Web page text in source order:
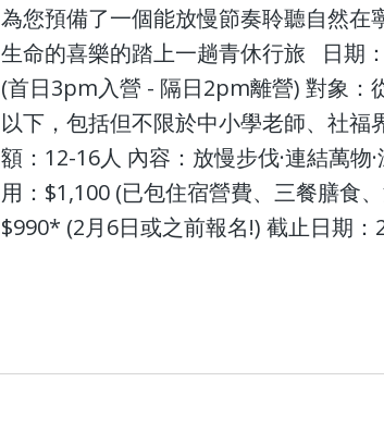
為您預備了一個能放慢節奏聆聽自然在
生命的喜樂的踏上一趟青休行旅 日期
(首日3pm入營 - 隔日2pm離營) 對象：
以下，包括但不限於中小學老師、社福
額：12-16人 內容：放慢步伐·連結萬物
用：$1,100 (已包住宿營費、三餐膳食
$990* (2月6日或之前報名!) 截止日期